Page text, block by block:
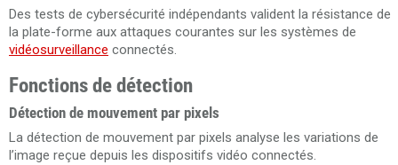
Des tests de cybersécurité indépendants valident la résistance de
la plate-forme aux attaques courantes sur les systèmes de
vidéosurveillance connectés.
Fonctions de détection
Détection de mouvement par pixels
La détection de mouvement par pixels analyse les variations de
l’image reçue depuis les dispositifs vidéo connectés.